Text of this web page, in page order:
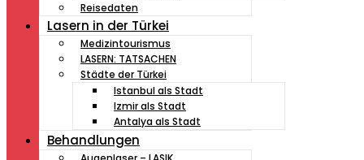
Reisedaten
Lasern in der Türkei
Medizintourismus
LASERN: TATSACHEN
Städte der Türkei
Istanbul als Stadt
Izmir als Stadt
Antalya als Stadt
Behandlungen